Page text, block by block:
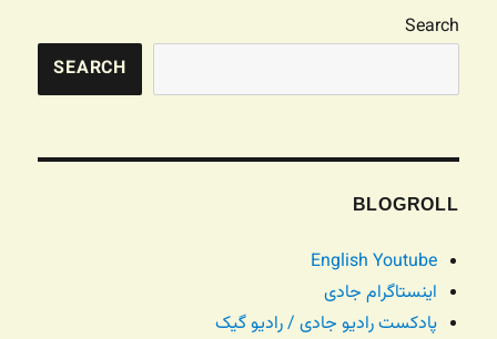
Search
SEARCH
BLOGROLL
English Youtube
اینستاگرام جادی
پادکست رادیو جادی / رادیو گیک